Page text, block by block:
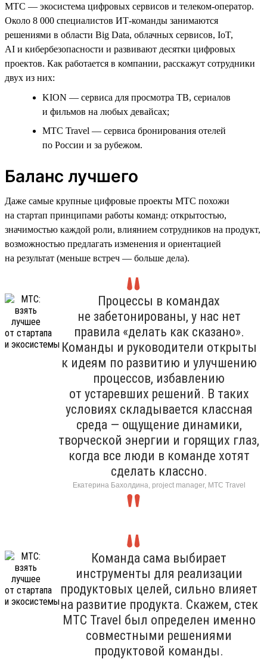
МТС — экосистема цифровых сервисов и телеком-оператор.
Около 8 000 специалистов ИТ-команды занимаются
решениями в области Big Data, облачных сервисов, IoT,
AI и кибербезопасности и развивают десятки цифровых
проектов. Как работается в компании, расскажут сотрудники
двух из них:
KION — сервиса для просмотра ТВ, сериалов
и фильмов на любых девайсах;
МТС Travel — сервиса бронирования отелей
по России и за рубежом.
Баланс лучшего
Даже самые крупные цифровые проекты МТС похожи
на стартап принципами работы команд: открытостью,
значимостью каждой роли, влиянием сотрудников на продукт,
возможностью предлагать изменения и ориентацией
на результат (меньше встреч — больше дела).
Процессы в командах
не забетонированы, у нас нет
правила «делать как сказано».
Команды и руководители открыты
к идеям по развитию и улучшению
процессов, избавлению
от устаревших решений. В таких
условиях складывается классная
среда — ощущение динамики,
творческой энергии и горящих глаз,
когда все люди в команде хотят
сделать классно.
Екатерина Бахолдина, project manager, МТС Travel
Команда сама выбирает
инструменты для реализации
продуктовых целей, сильно влияет
на развитие продукта. Скажем, стек
МТС Travel был определен именно
совместными решениями
продуктовой команды.